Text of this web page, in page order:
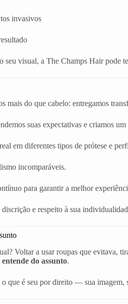
invasivos
seu visual, a The Champs Hair pode
mais do que cabelo: entregamos
suas expectativas e criamos
em diferentes tipos de prótese e
incomparáveis.
para garantir a melhor
e respeito à sua
Voltar a usar roupas que evitava,
do assunto.
que é seu por direito — sua imagem,